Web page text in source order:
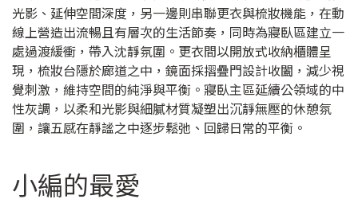
光影、延伸空間深度，另一邊則串聯更衣與梳妝機能，在動
線上營造出流暢且有層次的生活節奏，同時為寢臥區建立一
處過渡緩衝，帶入沈靜氛圍。更衣間以開放式收納櫃體呈
現，梳妝台隱於廊道之中，鏡面採摺疊門設計收闔，減少視
覺刺激，維持空間的純淨與平衡。寢臥主區延續公領域的中
性灰調，以柔和光影與細膩材質凝塑出沉靜無壓的休憩氛
圍，讓五感在靜謐之中逐步鬆弛、回歸日常的平衡。
小編的最愛